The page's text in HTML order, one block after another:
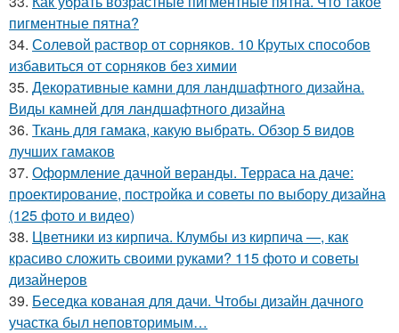
пигментные пятна?
34. Солевой раствор от сорняков. 10 Крутых способов
избавиться от сорняков без химии
35. Декоративные камни для ландшафтного дизайна.
Виды камней для ландшафтного дизайна
36. Ткань для гамака, какую выбрать. Обзор 5 видов
лучших гамаков
37. Оформление дачной веранды. Терраса на даче:
проектирование, постройка и советы по выбору дизайна
(125 фото и видео)
38. Цветники из кирпича. Клумбы из кирпича —, как
красиво сложить своими руками? 115 фото и советы
дизайнеров
39. Беседка кованая для дачи. Чтобы дизайн дачного
участка был неповторимым…